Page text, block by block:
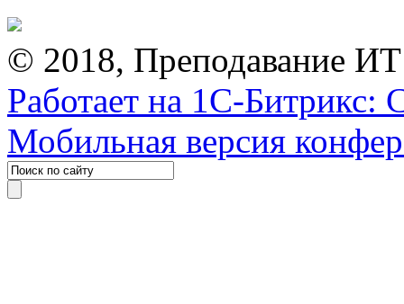
© 2018, Преподавание
Работает на 1С-Битрикс:
Мобильная версия